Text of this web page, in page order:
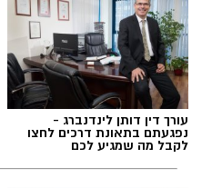
הלב שלנו אולי נשבר
חייבים להישבר יחד
מערכת האתר / 09:04 23.07.26
עורך דין דותן לינדנברג -
נפגעתם בתאונת דרכים לחצו
לקבל מה שמגיע לכם